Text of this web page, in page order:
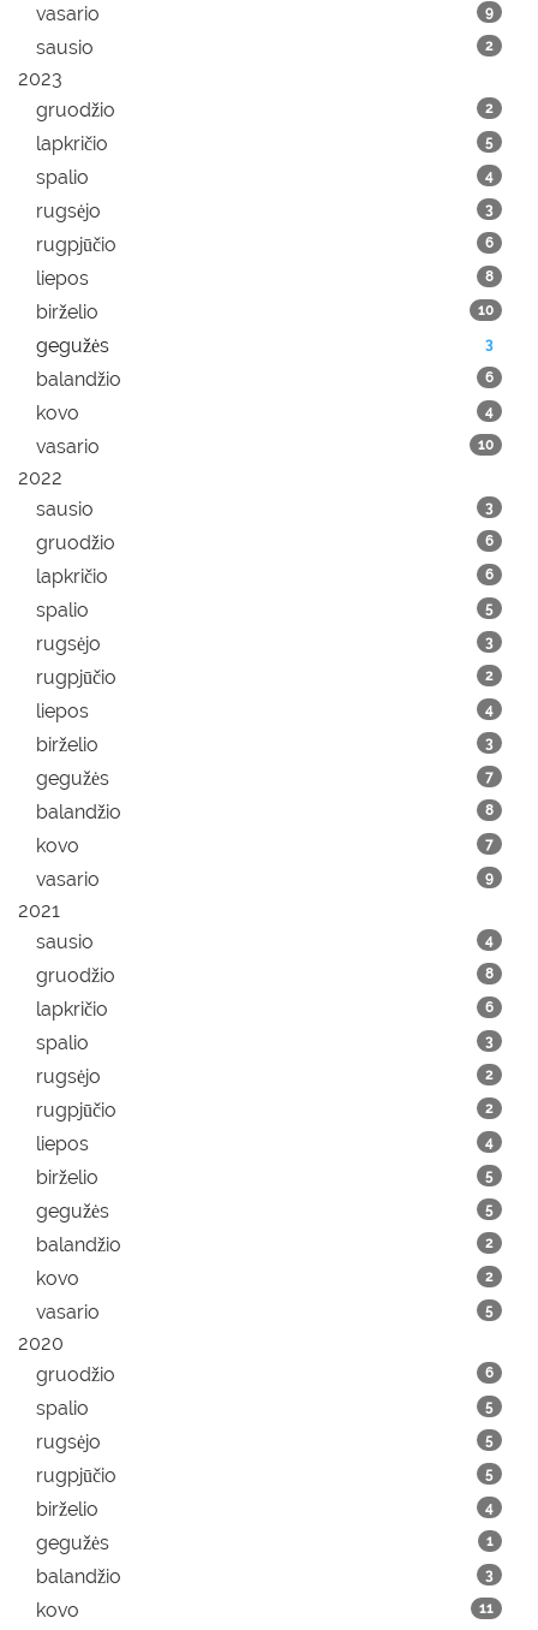
vasario 9
sausio 2
2023
gruodžio
2
lapkričio 5
spalio 4
rugsėjo 3
rugpjūčio 6
liepos 8
birželio 10
gegužės 3
balandžio 6
kovo 4
vasario 10
2022
sausio
3
gruodžio 6
lapkričio 6
spalio 5
rugsėjo 3
rugpjūčio 2
liepos 4
birželio 3
gegužės 7
balandžio 8
kovo 7
vasario 9
2021
sausio
4
gruodžio 8
lapkričio 6
spalio 3
rugsėjo 2
rugpjūčio 2
liepos 4
birželio 5
gegužės 5
balandžio 2
kovo 2
vasario 5
2020
gruodžio
6
spalio 5
rugsėjo 5
rugpjūčio 5
birželio 4
gegužės 1
balandžio 3
kovo 11